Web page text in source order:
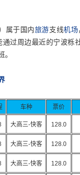
属于国内旅游支线机场
通过周边最近的宁波栎
。
车种 票价
大高三-快客 128.0
大高三-快客 128.0
大高三-快客 128.0